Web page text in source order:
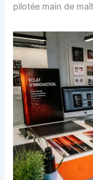
pilotée main de